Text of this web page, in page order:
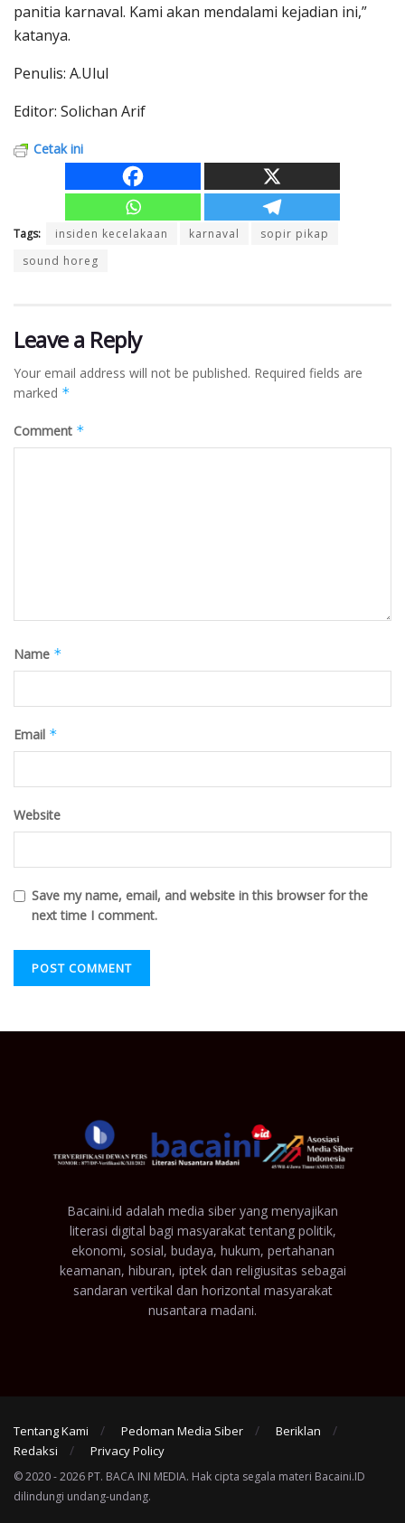
panitia karnaval. Kami akan mendalami kejadian ini,”
katanya.
Penulis: A.Ulul
Editor: Solichan Arif
Cetak ini
Tags: insiden kecelakaan karnaval
sopir pikap
sound horeg
Leave a Reply
Your email address will not be published. Required fields are
marked *
Comment *
Name *
Email *
Website
Save my name, email, and website in this browser for the
next time I comment.
Bacaini.id adalah media siber yang menyajikan
literasi digital bagi masyarakat tentang politik,
ekonomi, sosial, budaya, hukum, pertahanan
keamanan, hiburan, iptek dan religiusitas sebagai
sandaran vertikal dan horizontal masyarakat
nusantara madani.
Tentang Kami Pedoman Media Siber
Beriklan
Redaksi
Privacy Policy
© 2020 - 2026 PT. BACA INI MEDIA. Hak cipta segala materi Bacaini.ID
dilindungi undang-undang.